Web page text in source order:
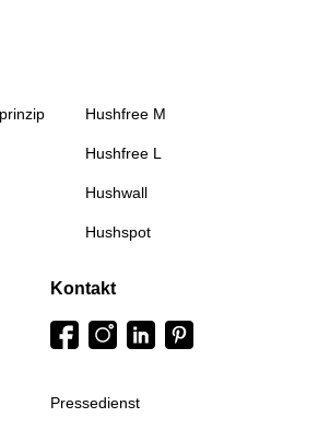
Hushfree M
Hushfree L
Hushwall
Hushspot
Kontakt
Pressedienst